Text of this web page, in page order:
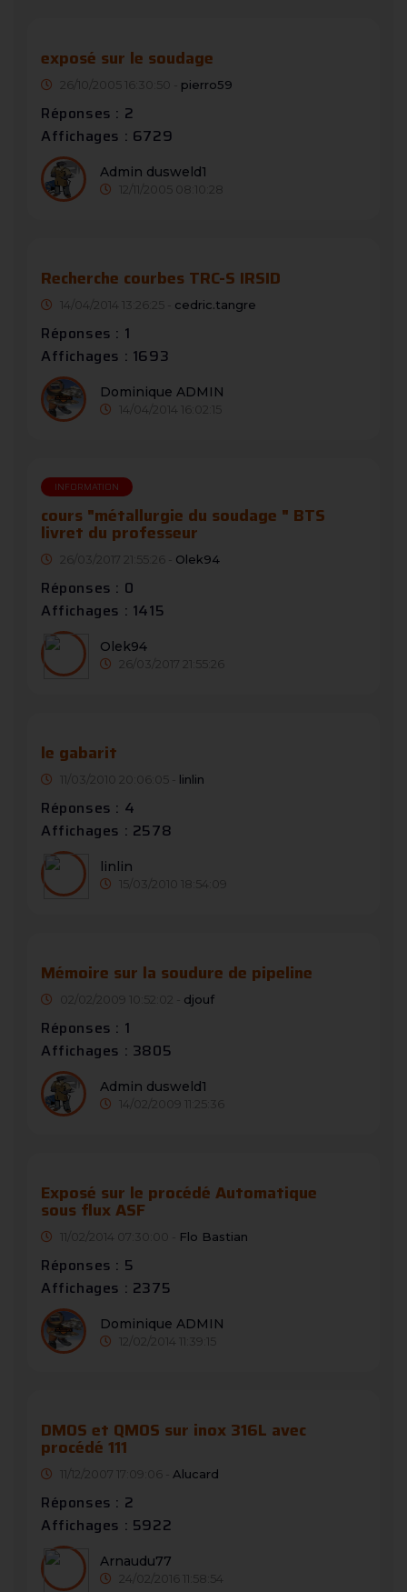
exposé sur le soudage
26/10/2005 16:30:50 - pierro59
Réponses : 2
Affichages : 6729
Admin dusweld1
12/11/2005 08:10:28
Recherche courbes TRC-S IRSID
14/04/2014 13:26:25 - cedric.tangre
Réponses : 1
Affichages : 1693
Dominique ADMIN
14/04/2014 16:02:15
INFORMATION
cours "métallurgie du soudage " BTS
livret du professeur
26/03/2017 21:55:26 - Olek94
Réponses : 0
Affichages : 1415
Olek94
26/03/2017 21:55:26
le gabarit
11/03/2010 20:06:05 - linlin
Réponses : 4
Affichages : 2578
linlin
15/03/2010 18:54:09
Mémoire sur la soudure de pipeline
02/02/2009 10:52:02 - djouf
Réponses : 1
Affichages : 3805
Admin dusweld1
14/02/2009 11:25:36
Exposé sur le procédé Automatique
sous flux ASF
11/02/2014 07:30:00 - Flo Bastian
Réponses : 5
Affichages : 2375
Dominique ADMIN
12/02/2014 11:39:15
DMOS et QMOS sur inox 316L avec
procédé 111
11/12/2007 17:09:06 - Alucard
Réponses : 2
Affichages : 5922
Arnaudu77
24/02/2016 11:58:54